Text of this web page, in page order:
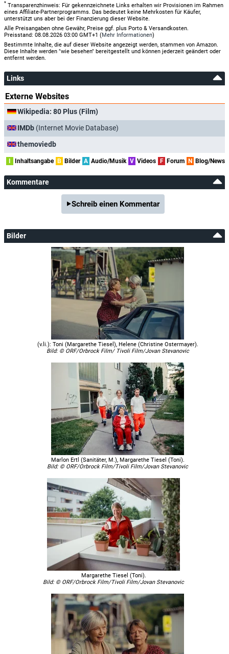
* Transparenzhinweis: Für gekennzeichnete Links erhalten wir Provisionen im Rahmen
eines Affiliate-Partnerprogramms. Das bedeutet keine Mehrkosten für Käufer,
unterstützt uns aber bei der Finanzierung dieser Website.
Alle Preisangaben ohne Gewähr, Preise ggf. plus Porto & Versandkosten.
Preisstand: 08.08.2026 03:00 GMT+1 (Mehr Informationen)
Bestimmte Inhalte, die auf dieser Website angezeigt werden, stammen von Amazon.
Diese Inhalte werden "wie besehen" bereitgestellt und können jederzeit geändert oder
entfernt werden.
Links
Externe Websites
Wikipedia: 80 Plus (Film)
IMDb (Internet Movie Database)
themoviedb
I Inhaltsangabe B Bilder A Audio/Musik V Videos F Forum N Blog/News
Kommentare
Schreib einen Kommentar
Bilder
(v.li.): Toni (Margarethe Tiesel), Helene (Christine Ostermayer).
Bild: © ORF/Orbrock Film/ Tivoli Film/Jovan Stevanovic
Marlon Ertl (Sanitäter, M.), Margarethe Tiesel (Toni).
Bild: © ORF/Orbrock Film/Tivoli Film/Jovan Stevanovic
Margarethe Tiesel (Toni).
Bild: © ORF/Orbrock Film/Tivoli Film/Jovan Stevanovic